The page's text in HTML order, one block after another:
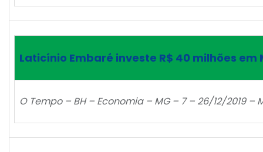
Laticínio Embaré investe R$ 40 milhões em
O Tempo – BH – Economia – MG – 7 – 26/12/2019